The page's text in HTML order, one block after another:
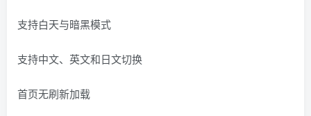
支持白天与暗黑模式
支持中文、英文和日文切换
首页无刷新加载